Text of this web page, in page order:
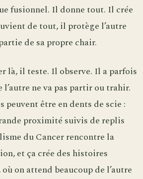
fusionnel. Il donne tout. Il crée
de tout, il protège l’autre
de sa propre chair.
là, il teste. Il observe. Il a parfois
ne va pas partir ou trahir.
peuvent être en dents de scie :
proximité suivis de replis
du Cancer rencontre la
et ça crée des histoires
on attend beaucoup de l’autre